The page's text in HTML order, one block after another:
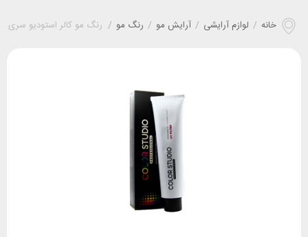
خانه / لوازم آرایشی / آرایش مو / رنگ مو / رنگ مو کالر استودیو سری